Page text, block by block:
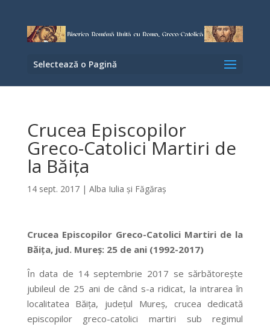
Selectează o Pagină
Crucea Episcopilor
Greco-Catolici Martiri de
la Băiţa
14 sept. 2017| Alba Iulia şi Făgăraş
Crucea Episcopilor Greco-Catolici Martiri de la
Băița, jud. Mureș: 25 de ani (1992-2017)
În data de 14 septembrie 2017 se sărbătoreşte
jubileul de 25 ani de când s-a ridicat, la intrarea în
localitatea Băiţa, judeţul Mureş, crucea dedicată
episcopilor greco-catolici martiri sub regimul